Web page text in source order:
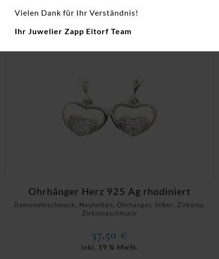
Damenohrschmuck, Neuheiten, Ohrhänger, Silber, Zirkonia,
Zirkoniaschmuck
Ohrhänger Herz 925 Ag rhodiniert
37,50 €
inkl. 19 % MwSt.
Vielen Dank für Ihr Verständnis!
Ihr Juwelier Zapp Eitorf Team